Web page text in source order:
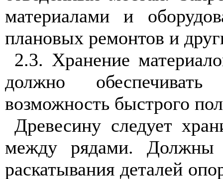
материалами и
плановых ремонтов и
2.3. Хранение
должно обес
возможность быстрого
Древесину следует хран
между рядами.
раскатывания деталей